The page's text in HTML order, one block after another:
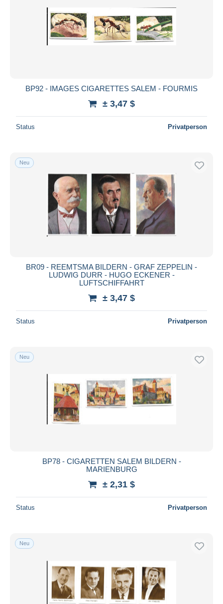
BP92 - IMAGES CIGARETTES SALEM - FOURMIS
± 3,47 $
Status Privatperson
Neu
BR09 - REEMTSMA BILDERN - GRAF ZEPPELIN -
LUDWIG DURR - HUGO ECKENER -
LUFTSCHIFFAHRT
± 3,47 $
Status Privatperson
Neu
BP78 - CIGARETTEN SALEM BILDERN -
MARIENBURG
± 2,31 $
Status Privatperson
Neu